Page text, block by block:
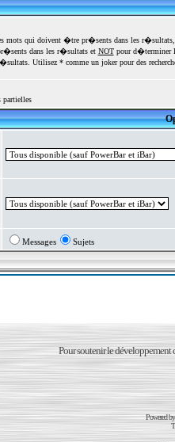
mots qui doivent �tre pr�sents dans les
dans les r�sultats et NOTpour d�terminer
Utilisez * comme un joker pour des
partielles
Messages Sujets
Pour soutenir le développement
Powered